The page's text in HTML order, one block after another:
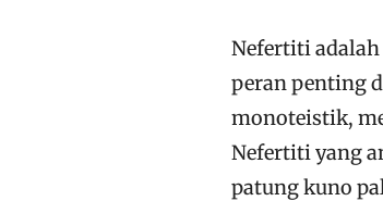
Nefertiti
peran penting
monoteistik,
Nefertiti yang
patung kuno